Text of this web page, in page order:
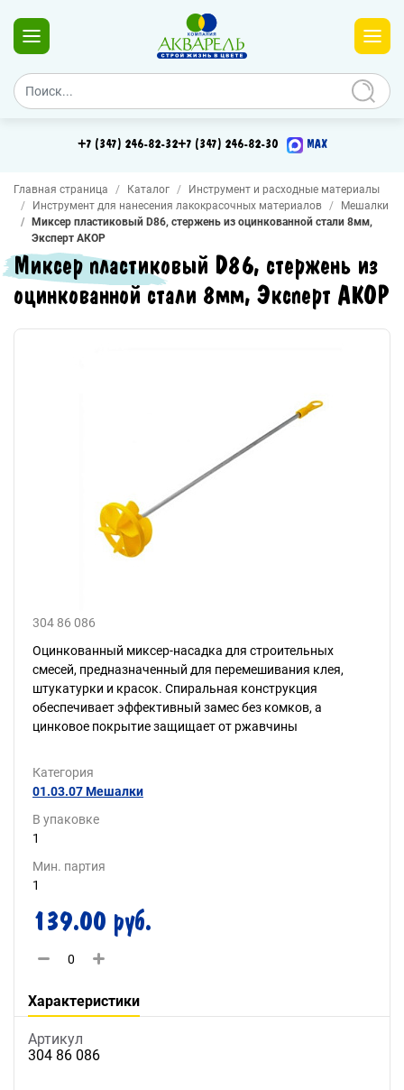
+7 (347) 246-82-32+7 (347) 246-82-30 MAX
Главная страница Каталог
Инструмент и расходные материалы
Инструмент для нанесения лакокрасочных материалов
Мешалки
Миксер пластиковый D86, стержень из оцинкованной стали 8мм,
Эксперт АКОР
Миксер пластиковый D86, стержень из
оцинкованной стали 8мм, Эксперт АКОР
304 86 086
Оцинкованный миксер-насадка для строительных
смесей, предназначенный для перемешивания клея,
штукатурки и красок. Спиральная конструкция
обеспечивает эффективный замес без комков, а
цинковое покрытие защищает от ржавчины
Категория
01.03.07 Мешалки
В упаковке
1
Мин. партия
1
139.00 руб.
Характеристики
Артикул
304 86 086